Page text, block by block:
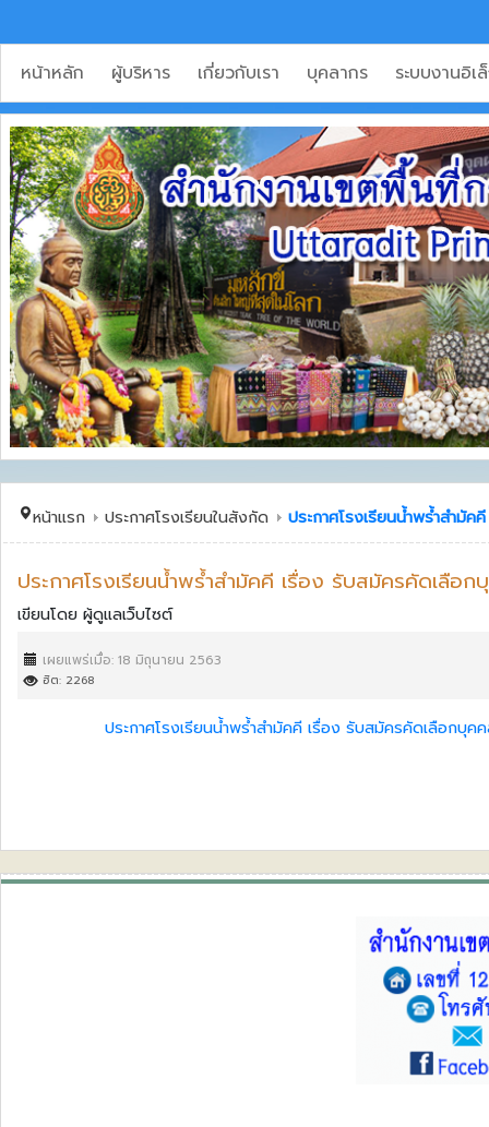
หน้าหลัก ผู้บริหาร เกี่ยวกับเรา บุคลากร ระบบงานอิ
หน้าแรก ประกาศโรงเรียนในสังกัด ประกาศโรงเรียนน้ำพร้ำสำมั
ประกาศโรงเรียนน้ำพร้ำสำมัคคี เรื่อง รับสมัครคัดเลือ
เขียนโดย ผู้ดูแลเว็บไซต์
เผยแพร่เมื่อ: 18 มิถุนายน 2563
ฮิต: 2268
ประกาศโรงเรียนน้ำพร้ำสำมัคคี เรื่อง รับสมัครคัดเลือกบุค